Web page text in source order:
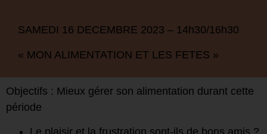
SAMEDI 16 DECEMBRE 2023 – 14h30/16h30
« MON ALIMENTATION ET LES FETES »
Objectifs : Mieux gérer son alimentation durant cette
période